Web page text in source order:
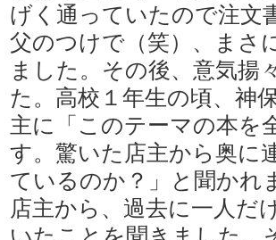
げく通っていたので注文
父のつけで（笑）、まさ
ました。その後、意気揚
た。高校１年生の頃、神
主に「このテーマの本を
す。驚いた店主から奥に
ているのか？」と聞かれ
店主から、過去に一人だ